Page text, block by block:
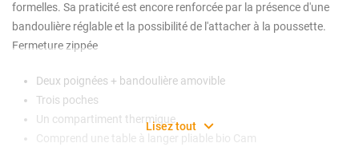
formelles. Sa praticité est encore renforcée par la présence d'une
bandoulière réglable et la possibilité de l'attacher à la poussette.
Fermeture zippée
Deux poignées + bandoulière amovible
Trois poches
Un compartiment thermique
Comprend une table à langer pliable bio Cam
Lisez tout